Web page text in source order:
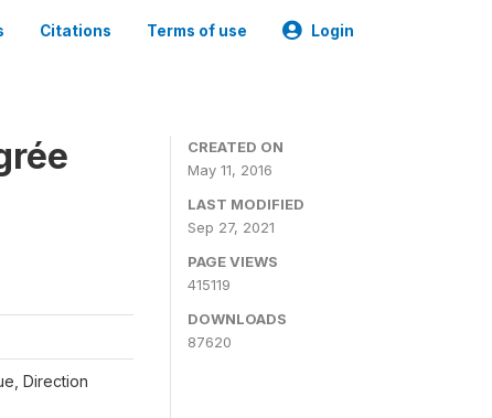
Citations Terms of use Login
Direction
CREATED ON
May 11, 2016
LAST MODIFIED
Sep 27, 2021
PAGE VIEWS
415119
DOWNLOADS
87620